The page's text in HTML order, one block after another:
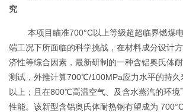
究
本项目瞄准700°C以上等级超超临界燃煤
端工况下所面临的科学挑战，在材料成分设计
济性等综合因素，最新研制的一种含铝奥氏体
测试，外推计算700℃/100MPa应力水平的持久
以上；且在800℃高温空气、及含水蒸汽的环境
性能。该新型含铝奥氏体耐热钢有望成为